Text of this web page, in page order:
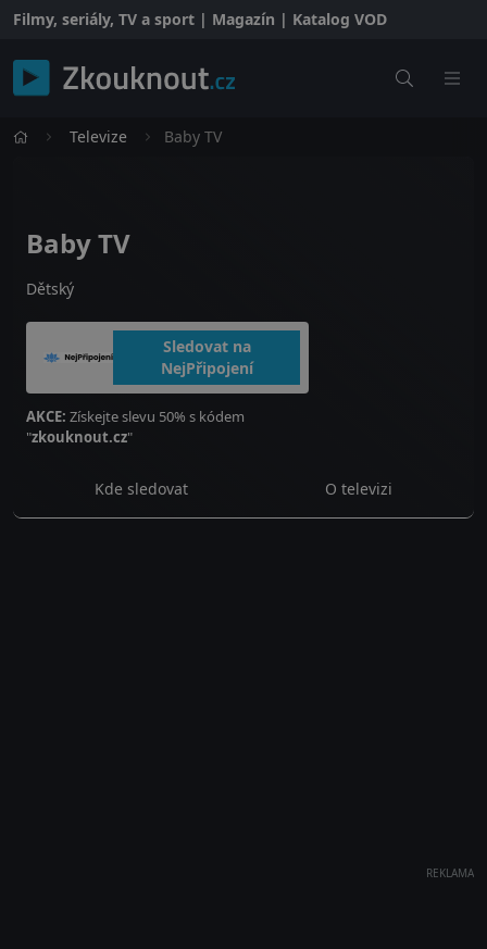
Filmy, seriály, TV a sport | Magazín | Katalog VOD
Televize Baby TV
Baby TV
Dětský
Sledovat na
NejPřipojení
AKCE: Získejte slevu 50% s kódem
"zkouknout.cz"
Kde sledovat O televizi
REKLAMA